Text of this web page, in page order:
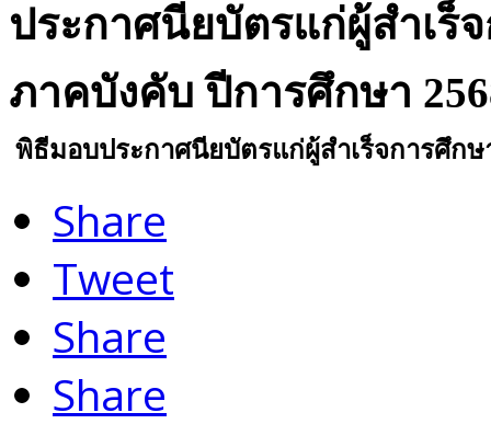
ประกาศนียบัตรแก่ผู้สำเร็
ภาคบังคับ ปีการศึกษา
พิธีมอบประกาศนียบัตรแก่ผู้สำเร็จการศึก
Share
Tweet
Share
Share